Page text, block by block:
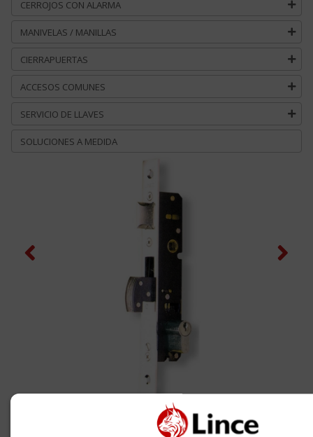
CERROJOS CON ALARMA
MANIVELAS / MANILLAS
CIERRAPUERTAS
ACCESOS COMUNES
SERVICIO DE LLAVES
SOLUCIONES A MEDIDA